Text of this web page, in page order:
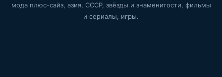
мода плюс-сайз, азия, СССР, звёзды и знаменитости, фильмы
и сериалы, игры.